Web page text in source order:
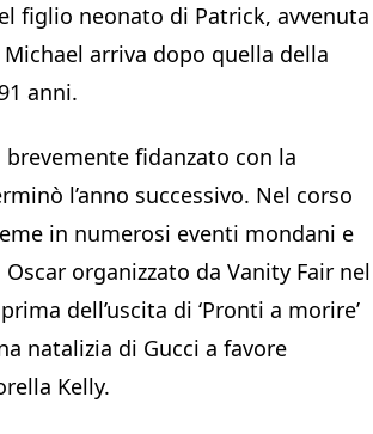
figlio neonato di Patrick, avvenuta
arriva dopo quella della
anni.
fidanzato con la
l’anno successivo. Nel corso
in numerosi eventi mondani e
organizzato da Vanity Fair nel
dell’uscita di ‘Pronti a morire’
natalizia di Gucci a favore
Kelly.